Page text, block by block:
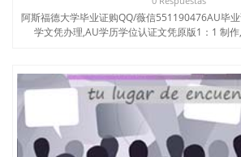
专业课程包括：会计学、MBA、财务
程、经济、医学、护理、文学、音乐
学、美术、电子工程、天文学、农业
学、化学、英语、社会科学、心理学
销、机械工程、计算机科学、物理学
科、金融专业 1、客户提供相关材料
信息，给出操作方案； 2、补充毕业
材料； 3、留服注册申请账号，付定
阿斯福德大学毕业证购QQ/薇信551190476AU毕
学文凭办理,AU学历学位认证文凭原版1：1 制